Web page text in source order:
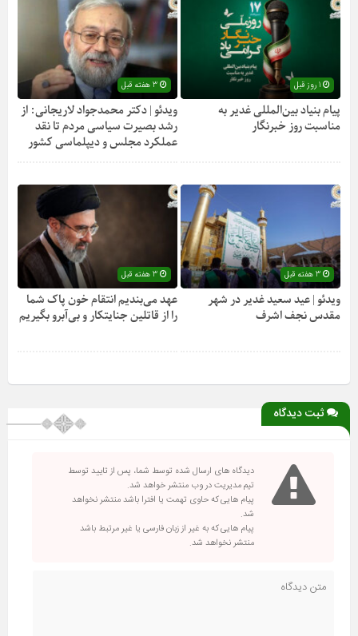
1 روز قبل
پیام بنیاد بین‌المللی غدیر به
مناسبت روز خبرنگار
ویدئو | دکتر محمدجواد لاریجانی: از
رشد بصیرت سیاسی مردم تا نقد
عملکرد مجلس و دیپلماسی کشور
3 هفته قبل
ویدئو | عید سعید غدیر در شهر
مقدس نجف اشرف
عهد می‌بندیم انتقام خون پاک شما
را از قاتلین جنایتکار و بی‌آبرو بگیریم
ثبت دیدگاه
دیدگاه های ارسال شده توسط شما، پس از تایید توسط
تیم مدیریت در وب منتشر خواهد شد.
پیام هایی که حاوی تهمت یا افترا باشد منتشر نخواهد
شد.
پیام هایی که به غیر از زبان فارسی یا غیر مرتبط باشد
منتشر نخواهد شد.